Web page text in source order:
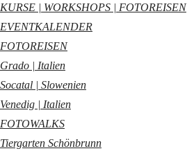
KURSE | WORKSHOPS | FOTOREISEN
EVENTKALENDER
FOTOREISEN
Grado | Italien
Socatal | Slowenien
Venedig | Italien
FOTOWALKS
Tiergarten Schönbrunn